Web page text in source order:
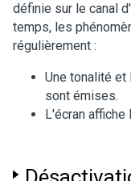
définie sur le canal
temps, les
régulièrement :
Une tonalité et
sont émises.
L'écran affiche